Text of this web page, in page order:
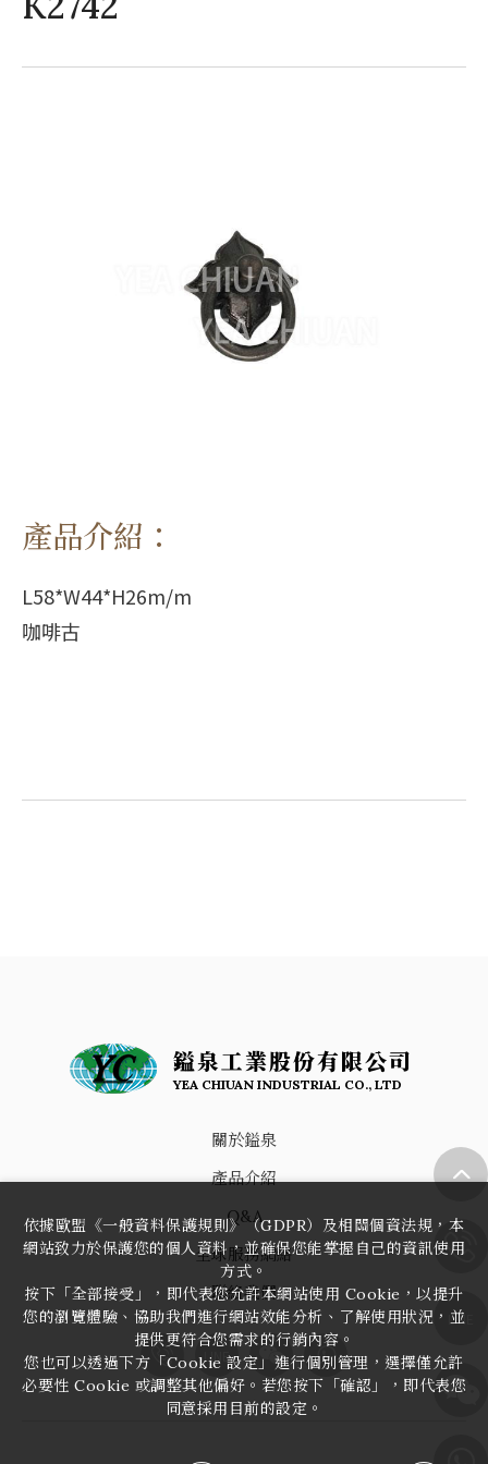
產品介紹：
L58*W44*H26m/m
咖啡古
LINE
鎰泉工業股份有限公司
YEA CHIUAN INDUSTRIAL CO., LTD
關於鎰泉
產品介紹
Q&A
全球服務網絡
聯絡我們
LINE
依據歐盟《一般資料保護規則》（GDPR）及相關個資法規，本
網站致力於保護您的個人資料，並確保您能掌握自己的資訊使用
方式。
按下「全部接受」，即代表您允許本網站使用 Cookie，以提升
您的瀏覽體驗、協助我們進行網站效能分析、了解使用狀況，並
提供更符合您需求的行銷內容。
您也可以透過下方「Cookie 設定」進行個別管理，選擇僅允許
必要性 Cookie 或調整其他偏好。若您按下「確認」，即代表您
同意採用目前的設定。